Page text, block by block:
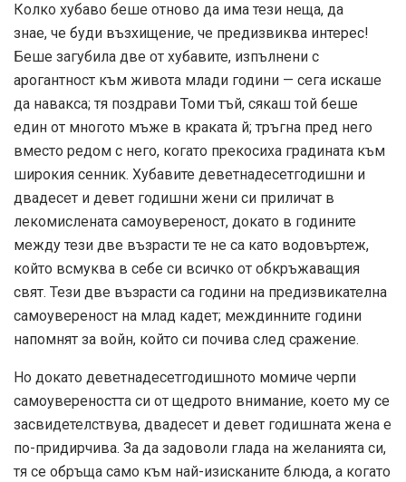
Колко хубаво беше отново да има тези неща, да
знае, че буди възхищение, че предизвиква интерес!
Беше загубила две от хубавите, изпълнени с
арогантност към живота млади години — сега искаше
да навакса; тя поздрави Томи тъй, сякаш той беше
един от многото мъже в краката й; тръгна пред него
вместо редом с него, когато прекосиха градината към
широкия сенник. Хубавите деветнадесетгодишни и
двадесет и девет годишни жени си приличат в
лекомислената самоувереност, докато в годините
между тези две възрасти те не са като водовъртеж,
който всмуква в себе си всичко от обкръжаващия
свят. Тези две възрасти са години на предизвикателна
самоувереност на млад кадет; междинните години
напомнят за войн, който си почива след сражение.
Но докато деветнадесетгодишното момиче черпи
самоувереността си от щедрото внимание, което му се
засвидетелствува, двадесет и девет годишната жена е
по-придирчива. За да задоволи глада на желанията си,
тя се обръща само към най-изисканите блюда, а когато